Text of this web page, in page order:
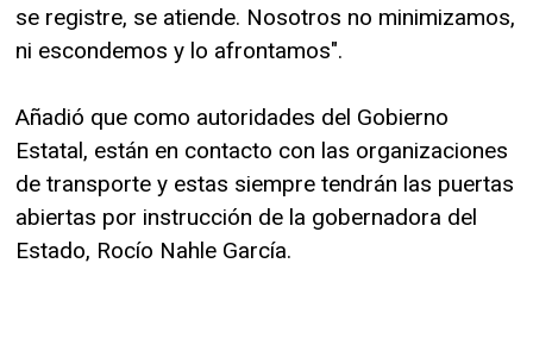
se registre, se atiende. Nosotros no minimizamos,
ni escondemos y lo afrontamos".
Añadió que como autoridades del Gobierno
Estatal, están en contacto con las organizaciones
de transporte y estas siempre tendrán las puertas
abiertas por instrucción de la gobernadora del
Estado, Rocío Nahle García.